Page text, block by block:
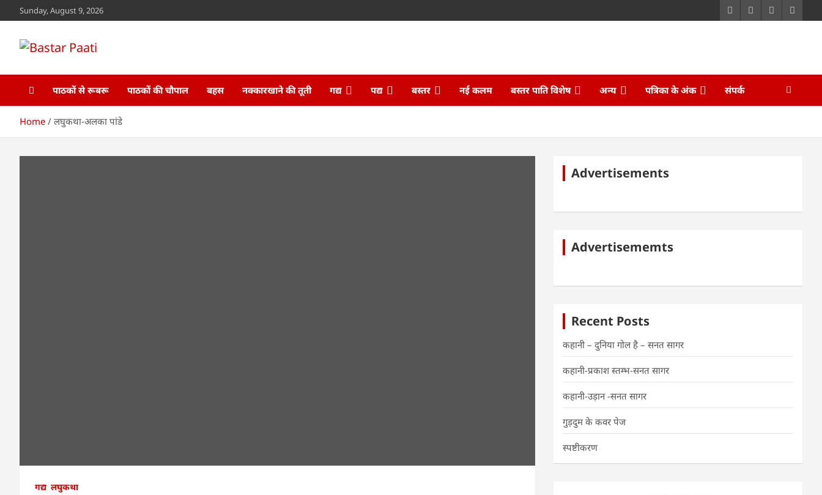
to
Sunday, August 9, 2026
Bastar Paati
पाठकों से रूबरू पाठकों की चौपाल बहस नक्कारखाने की तूती गद्य पद्य बस्तर नई कलम बस्तर पाति विशेष अन्य पत्रिका के अंक संपर्क
Home लघुकथा-अलका पांडे
गद्य लघुकथा
Advertisements
Advertisememts
Recent Posts
कहानी – दुनिया गोल है – सनत सागर
कहानी-प्रकाश स्तम्भ-सनत सागर
कहानी-उड़ान -सनत सागर
गुड़दुम के कवर पेज
स्पष्टीकरण